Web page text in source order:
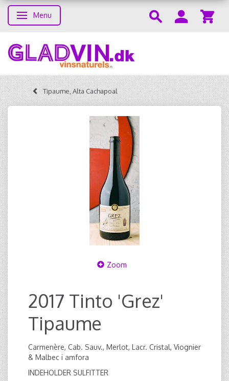
Skifte navigation
Menu
Tipaume, Alta Cachapoal
Zoom
2017 Tinto 'Grez'
Tipaume
Carmenère, Cab. Sauv., Merlot, Lacr. Cristal, Viognier
& Malbec i amfora
INDEHOLDER SULFITTER